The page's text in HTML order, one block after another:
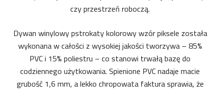
czy przestrzeń roboczą.
Dywan winylowy pstrokaty kolorowy wzór piksele została
wykonana w całości z wysokiej jakości tworzywa – 85%
PVC i 15% poliestru – co stanowi trwałą bazę do
codziennego użytkowania. Spienione PVC nadaje macie
grubość 1,6 mm, a lekko chropowata faktura sprawia, że